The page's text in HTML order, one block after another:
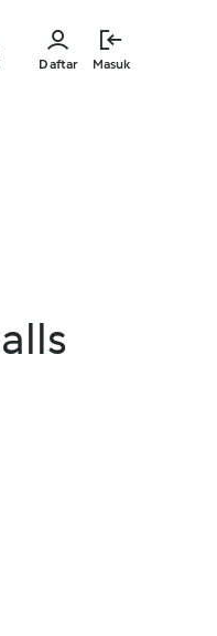
Daftar Masuk